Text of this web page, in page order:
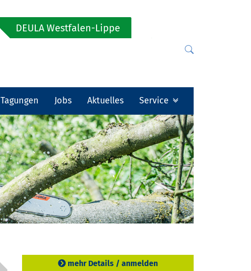
DEULA Westfalen-Lippe
Tagungen Jobs Aktuelles Service
mehr Details / anmelden